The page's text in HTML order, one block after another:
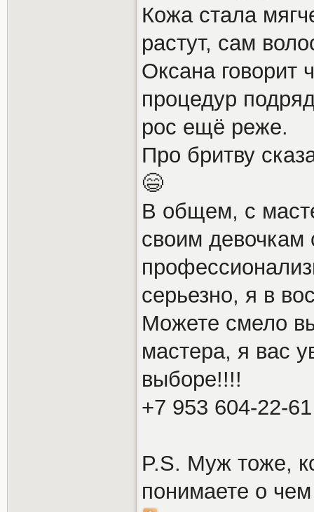
Кожа стала
растут, сам
Оксана говорит
процедур
рос ещё реже.
Про бритву
😄
В общем, с
своим девочкам
серьезно, я в
Можете смело
мастера, я вас
выборе!!!!
+7 953 604-22-61
P.S. Муж тоже,
понимаете о